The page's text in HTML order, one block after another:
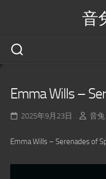
音
Emma Wills –
2025年9月23日 音兔
Emma Wills – Serenades of